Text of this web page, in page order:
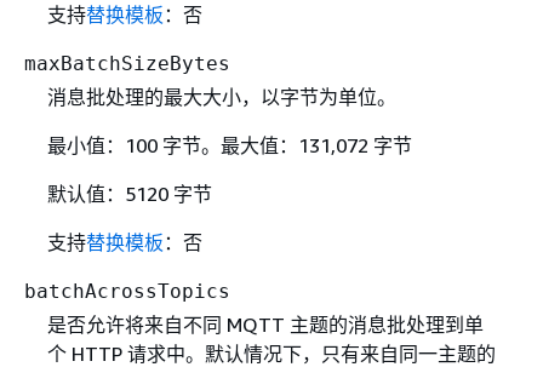
支持替换模板 ：否
maxBatchSizeBytes
消息批处理的最大大小，以字节为单位。
最小值：100 字节。最大值：131,072 字节
默认值：5120 字节
支持替换模板 ：否
batchAcrossTopics
是否允许将来自不同 MQTT 主题的消息批处理到单
个 HTTP 请求中。默认情况下，只有来自同一主题的